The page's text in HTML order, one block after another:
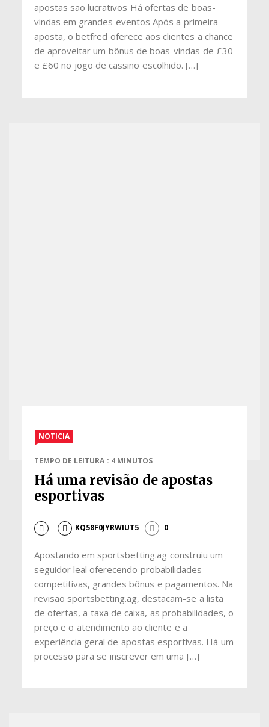
apostas são lucrativos Há ofertas de boas-
vindas em grandes eventos Após a primeira
aposta, o betfred oferece aos clientes a chance
de aproveitar um bônus de boas-vindas de £30
e £60 no jogo de cassino escolhido. […]
NOTICIA
TEMPO DE LEITURA : 4 MINUTOS
Há uma revisão de apostas
esportivas
KQ58F0JYRWIUT5 0
Apostando em sportsbetting.ag construiu um
seguidor leal oferecendo probabilidades
competitivas, grandes bônus e pagamentos. Na
revisão sportsbetting.ag, destacam-se a lista
de ofertas, a taxa de caixa, as probabilidades, o
preço e o atendimento ao cliente e a
experiência geral de apostas esportivas. Há um
processo para se inscrever em uma […]